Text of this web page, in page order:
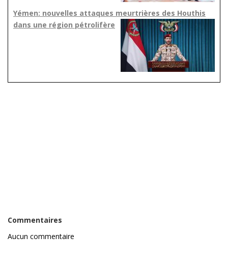
Yémen: nouvelles attaques meurtrières des Houthis
dans une région pétrolifère
Commentaires
Aucun commentaire